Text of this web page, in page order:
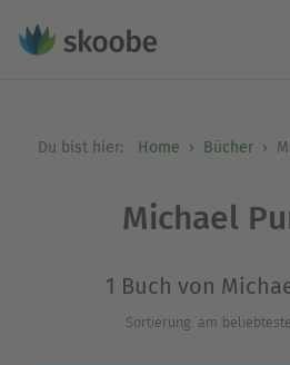
Du bist hier: Home Bücher
Michael
1 Buch von
Sortierung: am